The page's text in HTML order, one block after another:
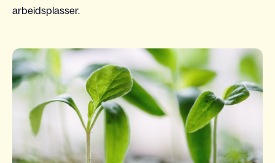
arbeidsplasser.